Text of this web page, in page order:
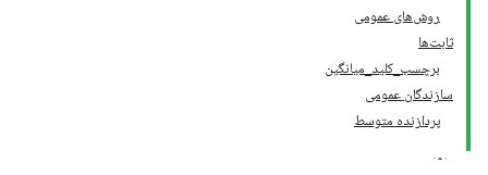
روش‌های عمومی
ثابت‌ها
برچسب_کلید_میانگین
سازندگان عمومی
پردازنده متوسط